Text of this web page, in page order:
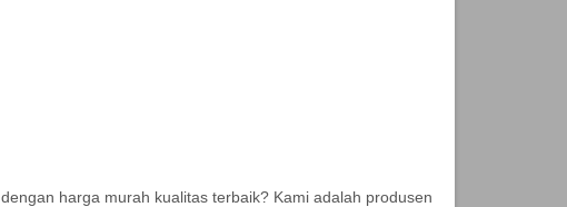
dengan harga murah kualitas terbaik? Kami adalah produsen